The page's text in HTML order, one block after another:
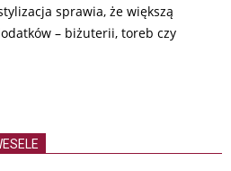
sprawia, że większą
– biżuterii, toreb czy